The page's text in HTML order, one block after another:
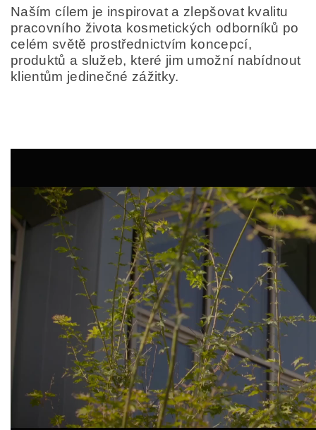
Naším cílem je inspirovat a zlepšovat kvalitu
pracovního života kosmetických odborníků po
celém světě prostřednictvím koncepcí,
produktů a služeb, které jim umožní nabídnout
klientům jedinečné zážitky.